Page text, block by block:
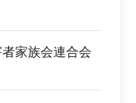
者家族会連合会